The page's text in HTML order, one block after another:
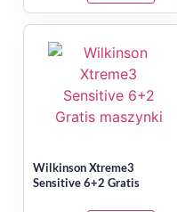
Wilkinson Xtreme3
Sensitive 6+2 Gratis